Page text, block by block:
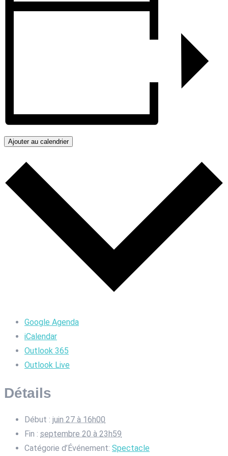
Ajouter au calendrier
Google Agenda
iCalendar
Outlook 365
Outlook Live
Détails
Début : juin 27 à 16h00
Fin : septembre 20 à 23h59
Catégorie d’Événement: Spectacle